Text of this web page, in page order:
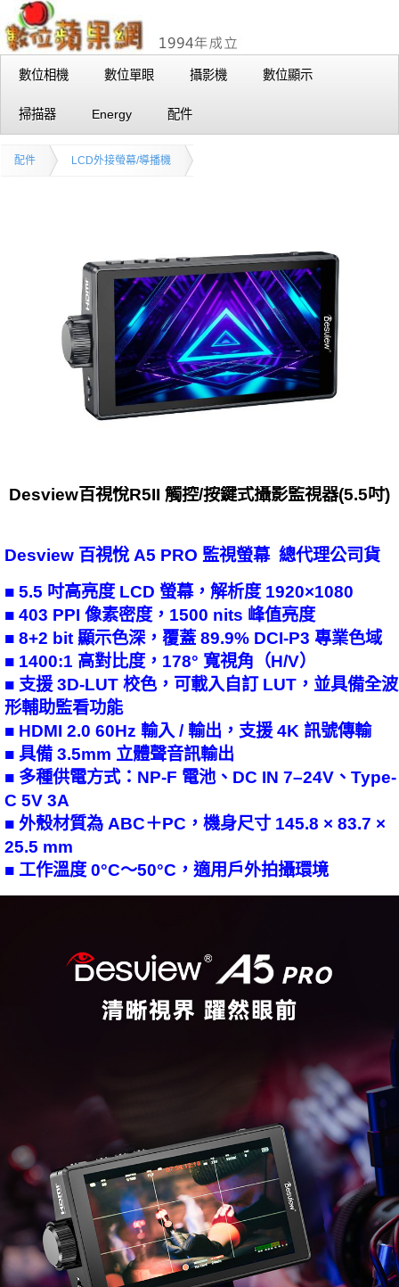
數位相機 數位單眼 攝影機 數位顯示
掃描器 Energy 配件
配件 LCD外接螢幕/導播機
Desview百視悅R5II 觸控/按鍵式攝影監視器(5.5吋)
Desview 百視悅 A5 PRO 監視螢幕 總代理公司貨
■ 5.5 吋高亮度 LCD 螢幕，解析度 1920×1080
■ 403 PPI 像素密度，1500 nits 峰值亮度
■ 8+2 bit 顯示色深，覆蓋 89.9% DCI-P3 專業色域
■ 1400:1 高對比度，178° 寬視角（H/V）
■ 支援 3D-LUT 校色，可載入自訂 LUT，並具備全波
形輔助監看功能
■ HDMI 2.0 60Hz 輸入 / 輸出，支援 4K 訊號傳輸
■ 具備 3.5mm 立體聲音訊輸出
■ 多種供電方式：NP-F 電池、DC IN 7–24V、Type-
C 5V 3A
■ 外殼材質為 ABC＋PC，機身尺寸 145.8 × 83.7 ×
25.5 mm
■ 工作溫度 0°C～50°C，適用戶外拍攝環境